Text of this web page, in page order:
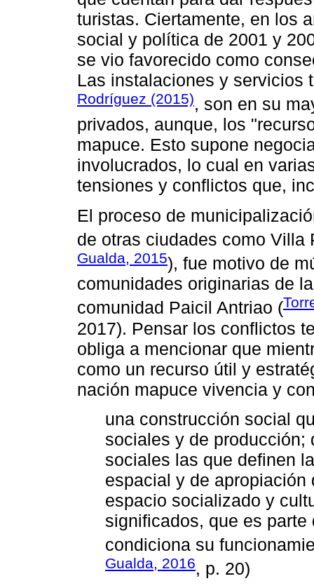
turistas. Ciertamente, en los
social y política de 2001 y
se vio favorecido como
Las instalaciones y servicios
Rodríguez (2015), son en su
privados, aunque, los
mapuce. Esto supone
involucrados, lo cual en
tensiones y conflictos que,
El proceso de
de otras ciudades como Villa
Gualda, 2015), fue motivo de
comunidades originarias de
comunidad Paicil Antriao (
2017). Pensar los conflictos
obliga a mencionar que
como un recurso útil y
nación mapuce vivencia y
una construcción social
sociales y de producción;
sociales las que definen
espacial y de apropiación
espacio socializado y
significados, que es
condiciona su
Gualda, 2016, p. 20)